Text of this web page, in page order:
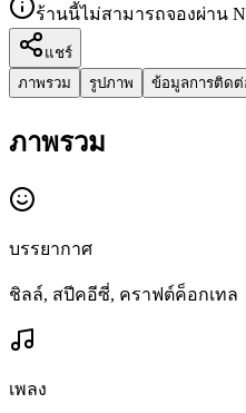
ร้านนี้ไม่สามารถจองผ่าน
แชร์
ภาพรวม
รูปภาพ ข้อมูลการติดต่
ภาพรวม
บรรยากาศ
ชิลล์, สปีคอีซี่, คราฟต์ค็อกเทล
เพลง